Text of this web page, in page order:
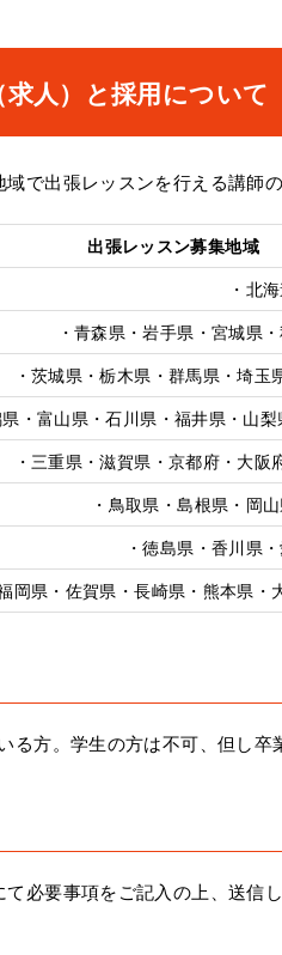
人）と採用について
で出張レッスンを行える講師
出張レッスン募集地域
・北
・青森県・岩手県・宮城県
・茨城県・栃木県・群馬県・埼
県・富山県・石川県・福井県・山
・三重県・滋賀県・京都府・大
・鳥取県・島根県・岡
・徳島県・香川県
岡県・佐賀県・長崎県・熊本県
方。学生の方は不可、但し卒
必要事項をご記入の上、送信し